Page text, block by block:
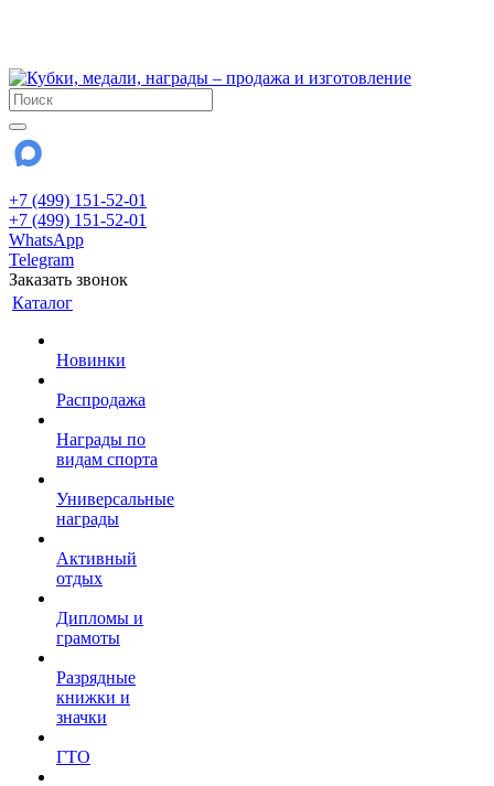
+7 (499) 151-52-01
+7 (499) 151-52-01
WhatsApp
Telegram
Заказать звонок
Каталог
Новинки
Распродажа
Награды по
видам спорта
Универсальные
награды
Активный
отдых
Дипломы и
грамоты
Разрядные
книжки и
значки
ГТО